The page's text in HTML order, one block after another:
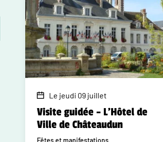
Le jeudi 09 juillet
Visite guidée – L'Hôtel de
Ville de Châteaudun
Fêtes et manifestations